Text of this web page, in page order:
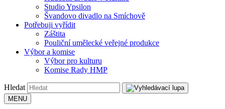
Studio Ypsilon
Švandovo divadlo na Smíchově
Potřebuji vyřídit
Záštita
Pouliční umělecké veřejné produkce
Výbor a komise
Výbor pro kulturu
Komise Rady HMP
Hledat
MENU